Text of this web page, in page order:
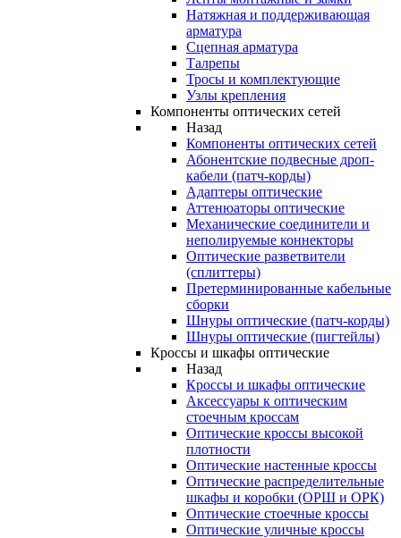
Натяжная и поддерживающая
арматура
Сцепная арматура
Талрепы
Тросы и комплектующие
Узлы крепления
Компоненты оптических сетей
Назад
Компоненты оптических сетей
Абонентские подвесные дроп-
кабели (патч-корды)
Адаптеры оптические
Аттенюаторы оптические
Механические соединители и
неполируемые коннекторы
Оптические разветвители
(сплиттеры)
Претерминированные кабельные
сборки
Шнуры оптические (патч-корды)
Шнуры оптические (пигтейлы)
Кроссы и шкафы оптические
Назад
Кроссы и шкафы оптические
Аксессуары к оптическим
стоечным кроссам
Оптические кроссы высокой
плотности
Оптические настенные кроссы
Оптические распределительные
шкафы и коробки (ОРШ и ОРК)
Оптические стоечные кроссы
Оптические уличные кроссы